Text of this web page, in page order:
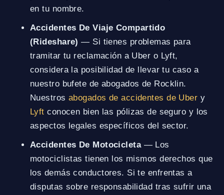
en tu nombre.
Accidentes De Viaje Compartido
(Rideshare) — Si tienes problemas para
tramitar tu reclamación a Uber o Lyft,
considera la posibilidad de llevar tu caso a
nuestro bufete de abogados de Rocklin.
Nuestros abogados de accidentes de Uber y
Lyft conocen bien las pólizas de seguro y los
aspectos legales específicos del sector.
Accidentes De Motocicleta— Los
motociclistas tienen los mismos derechos que
los demás conductores. Si te enfrentas a
disputas sobre responsabilidad tras sufrir una